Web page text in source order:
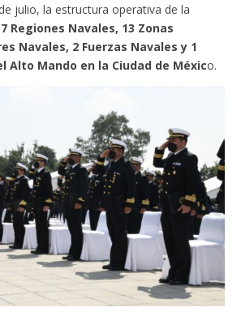
julio, la estructura operativa de la
7 Regiones Navales, 13 Zonas
Navales, 2 Fuerzas Navales y 1
Alto Mando en la Ciudad de México.